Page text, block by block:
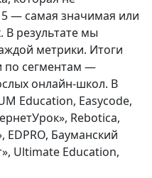
— самая значимая или
В результате мы
метрики. Итоги
по сегментам —
онлайн-школ. В
Education, Easycode,
Rebotica,
EDPRO, Бауманский
Ultimate Education,